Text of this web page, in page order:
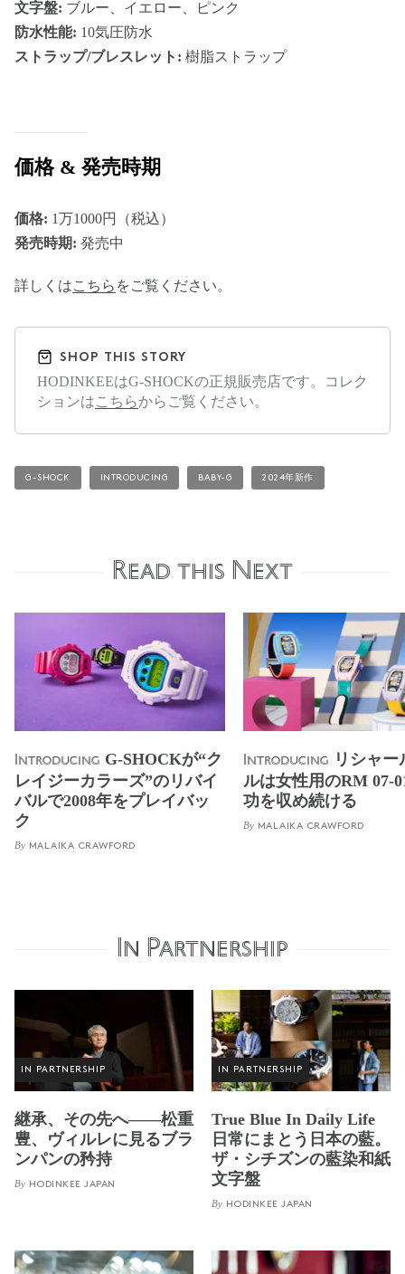
文字盤: ブルー、イエロー、ピンク
防水性能: 10気圧防水
ストラップ/ブレスレット: 樹脂ストラップ
価格 & 発売時期
価格: 1万1000円（税込）
発売時期: 発売中
詳しくはこちら をご覧ください。
SHOP THIS STORY
HODINKEEはG-SHOCKの正規販売店です。コレク
ションはこちらからご覧ください。
G-SHOCK INTRODUCING BABY-G 2024年新作
Read this Next
Introducing G-SHOCKが“ク
レイジーカラーズ”のリバイ
バルで2008年をプレイバッ
ク
By MALAIKA CRAWFORD
Introducing リシャー
ルは女性用のRM 07-
功を収め続ける
By MALAIKA CRAWFORD
In Partnership
IN PARTNERSHIP
継承、その先へ——松重
豊、ヴィルレに見るブラ
ンパンの矜持
By HODINKEE JAPAN
IN PARTNERSHIP
True Blue In Daily Life
日常にまとう日本の藍。
ザ・シチズンの藍染和紙
文字盤
By HODINKEE JAPAN